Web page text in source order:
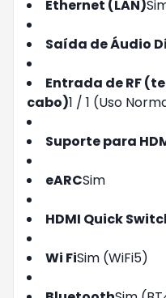
Ethernet (LAN)
Saída de Áudio
Entrada de RF
cabo)1 / 1 (Uso
Suporte para
eARCSim
HDMI Quick
Wi FiSim (WiFi5)